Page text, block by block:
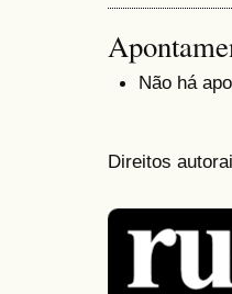
Não há
Direitos